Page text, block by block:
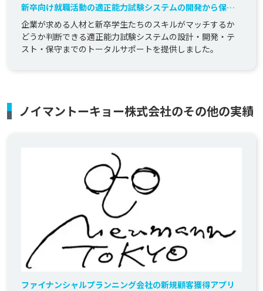
新卒向け就職活動の適正能力試験システムの開発から保守
まで
企業が求める人材と新卒学生たちのスキルがマッチするか
どうか判断できる適正能力試験システムの設計・開発・テ
スト・保守までのトータルサポートを提供しました。
ノイマントーキョー株式会社のその他の実績
ファイナンシャルプランニング会社の新規顧客獲得アプリ